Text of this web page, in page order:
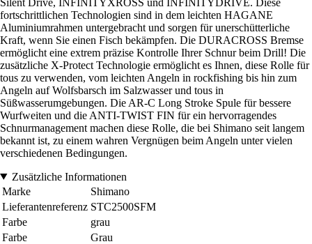
fortschrittlichen Technologien sind in dem leichten HAGANE
Aluminiumrahmen untergebracht und sorgen für unerschütterliche
Kraft, wenn Sie einen Fisch bekämpfen. Die DURACROSS Bremse
ermöglicht eine extrem präzise Kontrolle Ihrer Schnur beim Drill! Die
zusätzliche X-Protect Technologie ermöglicht es Ihnen, diese Rolle für
tous zu verwenden, vom leichten Angeln in rockfishing bis hin zum
Angeln auf Wolfsbarsch im Salzwasser und tous in
Süßwasserumgebungen. Die AR-C Long Stroke Spule für bessere
Wurfweiten und die ANTI-TWIST FIN für ein hervorragendes
Schnurmanagement machen diese Rolle, die bei Shimano seit langem
bekannt ist, zu einem wahren Vergnügen beim Angeln unter vielen
verschiedenen Bedingungen.
Zusätzliche Informationen
Marke
Shimano
Lieferantenreferenz STC2500SFM
Farbe
grau
Farbe
Grau